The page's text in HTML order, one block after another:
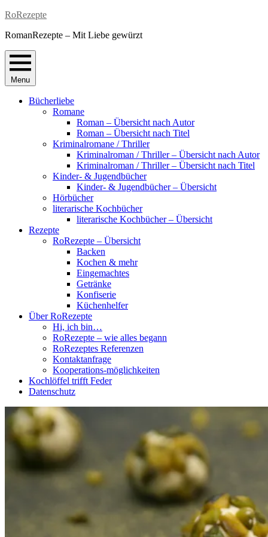
Skip
content
RoRezepte
RomanRezepte – Mit Liebe gewürzt
Menu
Bücherliebe
Romane
Roman – Übersicht nach Autor
Roman – Übersicht nach Titel
Kriminalromane / Thriller
Kriminalroman / Thriller – Übersicht nach Autor
Kriminalroman / Thriller – Übersicht nach Titel
Kinder- & Jugendbücher
Kinder- & Jugendbücher – Übersicht
Hörbücher
literarische Kochbücher
literarische Kochbücher – Übersicht
Rezepte
RoRezepte – Übersicht
Backen
Kochen & mehr
Eingemachtes
Getränke
Konfiserie
Küchenhelfer
Über RoRezepte
Hi, ich bin…
RoRezepte – wie alles begann
RoRezeptes Referenzen
Kontaktanfrage
Kooperations-möglichkeiten
Kochlöffel trifft Feder
Datenschutz